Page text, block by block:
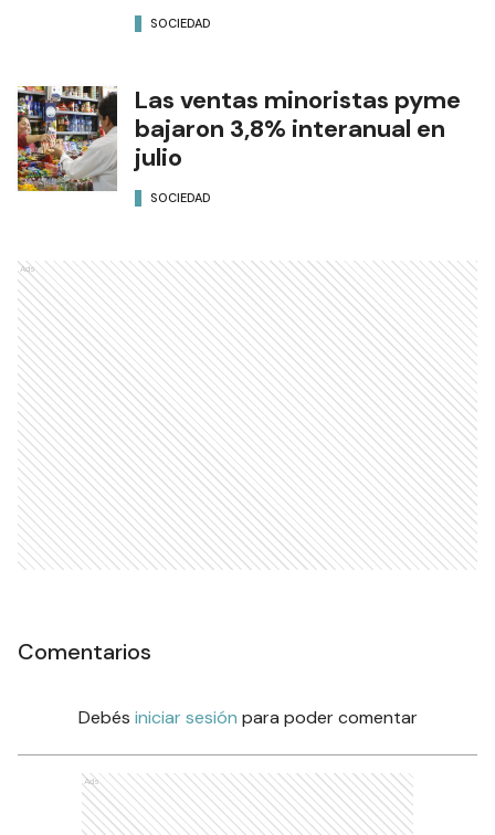
SOCIEDAD
Las ventas minoristas pyme
bajaron 3,8% interanual en
julio
SOCIEDAD
Ads
Comentarios
Debés iniciar sesión para poder comentar
Ads